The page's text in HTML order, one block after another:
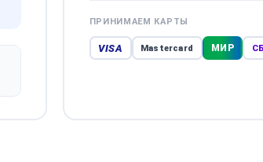
ПРИНИМАЕМ КАРТЫ
VISA Mastercard МИР